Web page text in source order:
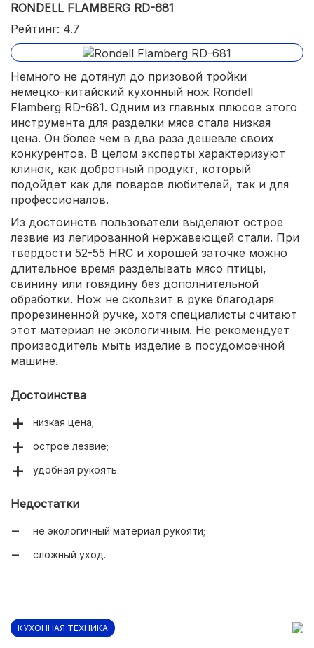
RONDELL FLAMBERG RD-681
Рейтинг: 4.7
Немного не дотянул до призовой тройки
немецко-китайский кухонный нож Rondell
Flamberg RD-681. Одним из главных плюсов этого
инструмента для разделки мяса стала низкая
цена. Он более чем в два раза дешевле своих
конкурентов. В целом эксперты характеризуют
клинок, как добротный продукт, который
подойдет как для поваров любителей, так и для
профессионалов.
Из достоинств пользователи выделяют острое
лезвие из легированной нержавеющей стали. При
твердости 52-55 HRC и хорошей заточке можно
длительное время разделывать мясо птицы,
свинину или говядину без дополнительной
обработки. Нож не скользит в руке благодаря
прорезиненной ручке, хотя специалисты считают
этот материал не экологичным. Не рекомендует
производитель мыть изделие в посудомоечной
машине.
Достоинства
низкая цена;
острое лезвие;
удобная рукоять.
Недостатки
не экологичный материал рукояти;
сложный уход.
КУХОННАЯ ТЕХНИКА